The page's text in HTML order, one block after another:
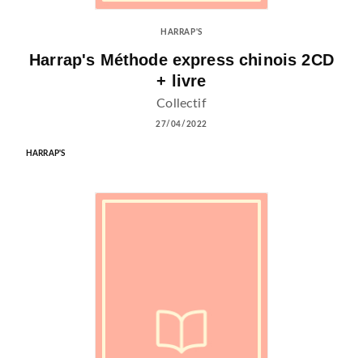
HARRAP'S
Harrap's Méthode express chinois 2CD
+ livre
Collectif
27/04/2022
HARRAP'S